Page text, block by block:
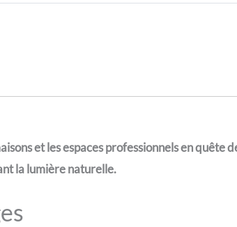
et les espaces professionnels en quête
la lumière naturelle.